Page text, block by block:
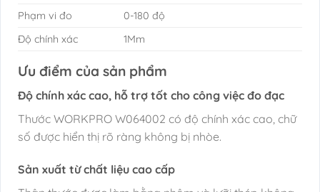
Phạm vi đo
0-180 độ
Độ chính xác
1Mm
Ưu điểm của sản phẩm
Độ chính xác cao, hỗ trợ tốt cho công việc đo đạc
Thước WORKPRO W064002 có độ chính xác cao, chữ
số được hiển thị rõ ràng không bị nhòe.
Sản xuất từ chất liệu cao cấp